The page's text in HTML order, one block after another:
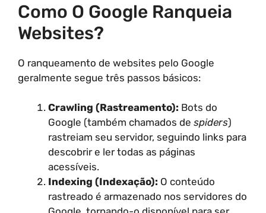
Como O Google Ranqueia
Websites?
O ranqueamento de websites pelo Google
geralmente segue três passos básicos:
Crawling (Rastreamento): Bots do
Google (também chamados de spiders)
rastreiam seu servidor, seguindo links para
descobrir e ler todas as páginas
acessíveis.
Indexing (Indexação): O conteúdo
rastreado é armazenado nos servidores do